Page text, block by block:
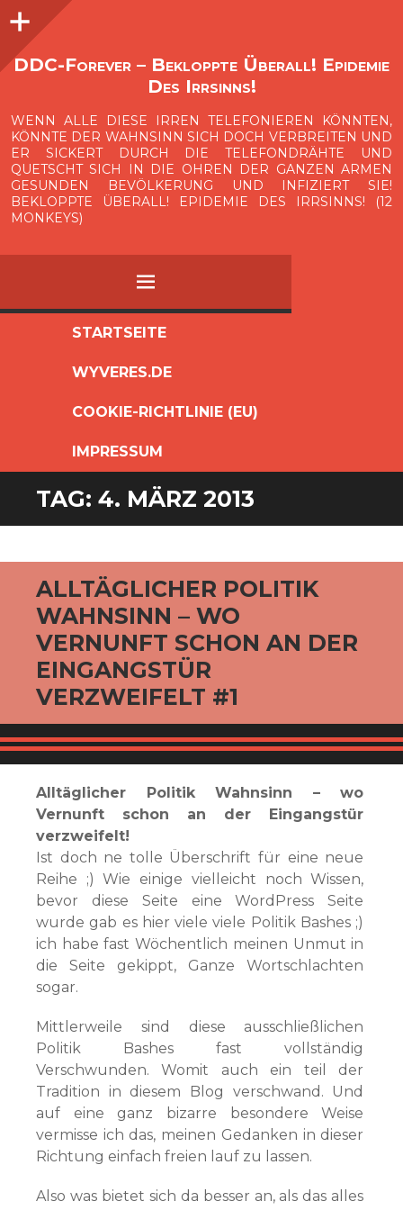
O
p
e
n
i
d
e
b
a
DDC-Forever – Bekloppte Überall! Epidemie
Des Irrsinns!
WENN ALLE DIESE IRREN TELEFONIEREN KÖNNTEN,
KÖNNTE DER WAHNSINN SICH DOCH VERBREITEN UND
ER SICKERT DURCH DIE TELEFONDRÄHTE UND
QUETSCHT SICH IN DIE OHREN DER GANZEN ARMEN
GESUNDEN BEVÖLKERUNG UND INFIZIERT SIE!
BEKLOPPTE ÜBERALL! EPIDEMIE DES IRRSINNS! (12
MONKEYS)
MENÜ
SPRINGEN
STARTSEITE
WYVERES.DE
COOKIE-RICHTLINIE (EU)
IMPRESSUM
Seitenleiste
TAG: 4. MÄRZ 2013
ALLTÄGLICHER POLITIK
WAHNSINN – WO
VERNUNFT SCHON AN DER
EINGANGSTÜR
VERZWEIFELT #1
Alltäglicher Politik Wahnsinn – wo
Vernunft schon an der Eingangstür
verzweifelt!
Ist doch ne tolle Überschrift für eine neue
Reihe ;) Wie einige vielleicht noch Wissen,
bevor diese Seite eine WordPress Seite
wurde gab es hier viele viele Politik Bashes ;)
ich habe fast Wöchentlich meinen Unmut in
die Seite gekippt, Ganze Wortschlachten
sogar.
Mittlerweile sind diese ausschließlichen
Politik Bashes fast vollständig
Verschwunden. Womit auch ein teil der
Tradition in diesem Blog verschwand. Und
auf eine ganz bizarre besondere Weise
vermisse ich das, meinen Gedanken in dieser
Richtung einfach freien lauf zu lassen.
Also was bietet sich da besser an, als das alles